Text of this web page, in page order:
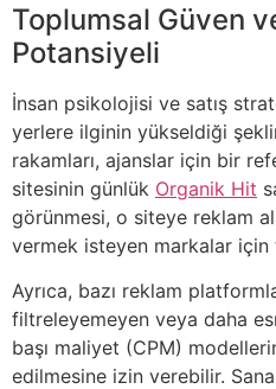
Toplumsal Güven
Potansiyeli
İnsan psikolojisi ve satış
yerlere ilginin yükseldiği
rakamları, ajanslar için bir
sitesinin günlük Organik Hit
görünmesi, o siteye reklam
vermek isteyen markalar
Ayrıca, bazı reklam
filtreleyemeyen veya daha
başı maliyet (CPM)
edilmesine izin verebilir.